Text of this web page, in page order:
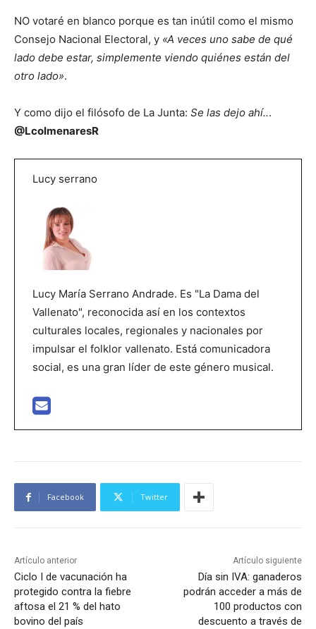
NO votaré en blanco porque es tan inútil como el mismo
Consejo Nacional Electoral, y «A veces uno sabe de qué
lado debe estar, simplemente viendo quiénes están del
otro lado».
Y como dijo el filósofo de La Junta: Se las dejo ahí...
@LcolmenaresR
Lucy serrano
Lucy María Serrano Andrade. Es "La Dama del
Vallenato", reconocida así en los contextos
culturales locales, regionales y nacionales por
impulsar el folklor vallenato. Está comunicadora
social, es una gran líder de este género musical.
Facebook Twitter
Artículo anterior
Ciclo I de vacunación ha
protegido contra la fiebre
aftosa el 21 % del hato
bovino del país
Artículo siguiente
Día sin IVA: ganaderos
podrán acceder a más de
100 productos con
descuento a través de